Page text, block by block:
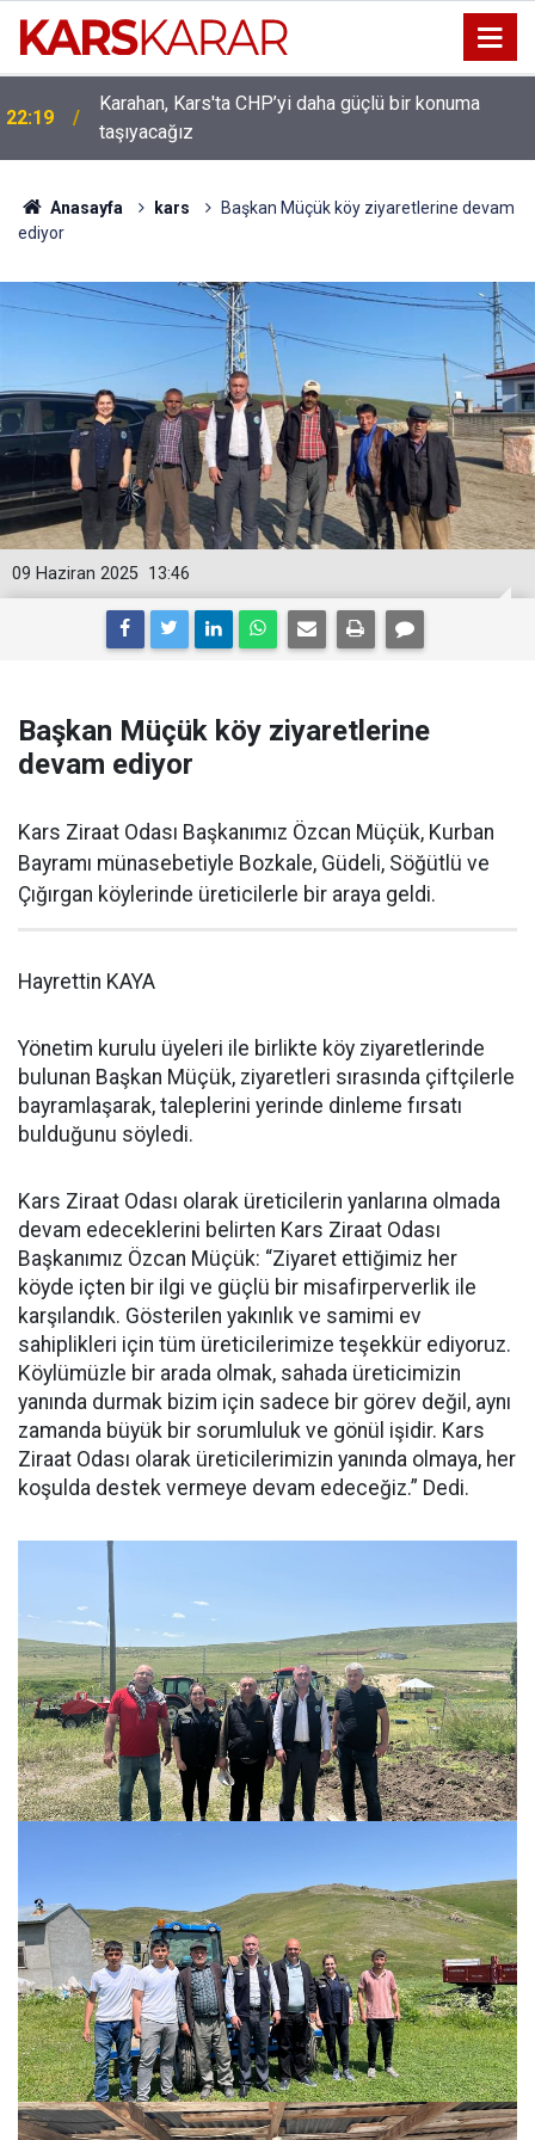
Karahan, Kars'ta CHP’yi daha güçlü bir konuma
taşıyacağız
16:15
Uludaşdemir, YENİ Parti’nin kurucu il başkanlığı
görevine getirildi
Anasayfa kars
Başkan Müçük köy ziyaretlerine devam
ediyor
13:46
09 Haziran 2025
Başkan Müçük köy ziyaretlerine
devam ediyor
Kars Ziraat Odası Başkanımız Özcan Müçük, Kurban
Bayramı münasebetiyle Bozkale, Güdeli, Söğütlü ve
Çığırgan köylerinde üreticilerle bir araya geldi.
Hayrettin KAYA
Yönetim kurulu üyeleri ile birlikte köy ziyaretlerinde
bulunan Başkan Müçük, ziyaretleri sırasında çiftçilerle
bayramlaşarak, taleplerini yerinde dinleme fırsatı
bulduğunu söyledi.
Kars Ziraat Odası olarak üreticilerin yanlarına olmada
devam edeceklerini belirten Kars Ziraat Odası
Başkanımız Özcan Müçük: “Ziyaret ettiğimiz her
köyde içten bir ilgi ve güçlü bir misafirperverlik ile
karşılandık. Gösterilen yakınlık ve samimi ev
sahiplikleri için tüm üreticilerimize teşekkür ediyoruz.
Köylümüzle bir arada olmak, sahada üreticimizin
yanında durmak bizim için sadece bir görev değil, aynı
zamanda büyük bir sorumluluk ve gönül işidir. Kars
Ziraat Odası olarak üreticilerimizin yanında olmaya, her
koşulda destek vermeye devam edeceğiz.” Dedi.